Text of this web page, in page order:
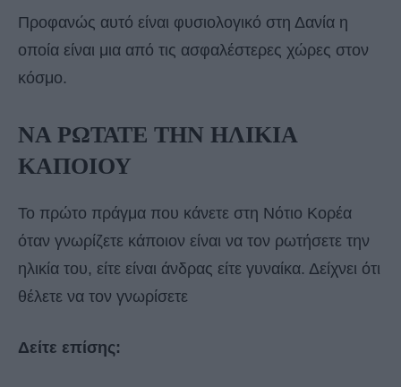
Προφανώς αυτό είναι φυσιολογικό στη Δανία η
οποία είναι μια από τις ασφαλέστερες χώρες στον
κόσμο.
ΝΑ ΡΩΤΑΤΕ ΤΗΝ ΗΛΙΚΙΑ
ΚΑΠΟΙΟΥ
Το πρώτο πράγμα που κάνετε στη Νότιο Κορέα
όταν γνωρίζετε κάποιον είναι να τον ρωτήσετε την
ηλικία του, είτε είναι άνδρας είτε γυναίκα. Δείχνει ότι
θέλετε να τον γνωρίσετε
Δείτε επίσης: